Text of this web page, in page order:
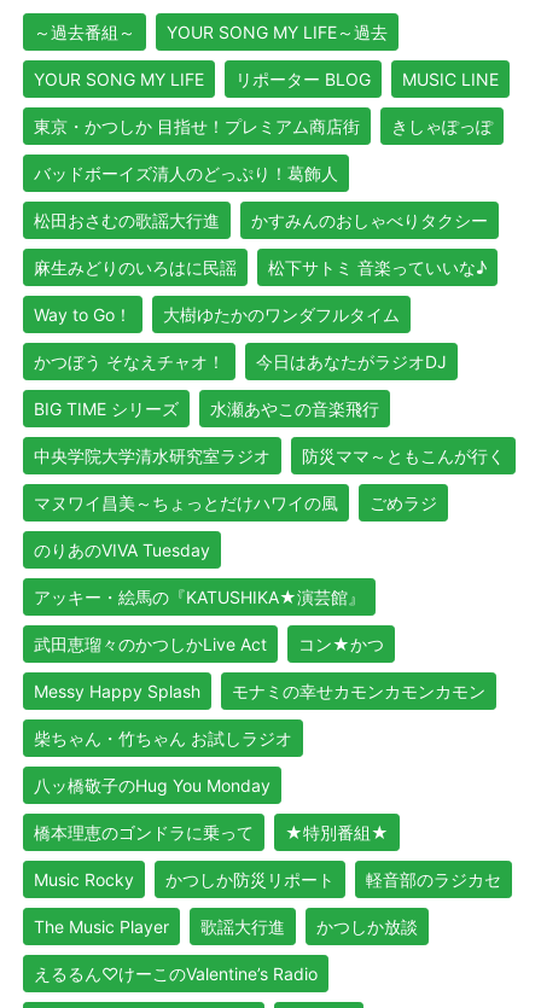
～過去番組～ YOUR SONG MY LIFE～過去
YOUR SONG MY LIFE リポーター BLOG MUSIC LINE
東京・かつしか 目指せ！プレミアム商店街 きしゃぽっぽ
バッドボーイズ清人のどっぷり！葛飾人
松田おさむの歌謡大行進 かすみんのおしゃべりタクシー
麻生みどりのいろはに民謡 松下サトミ 音楽っていいな♪
Way to Go！ 大樹ゆたかのワンダフルタイム
かつぼう そなえチャオ！ 今日はあなたがラジオDJ
BIG TIME シリーズ 水瀬あやこの音楽飛行
中央学院大学清水研究室ラジオ 防災ママ～ともこんが行く
マヌワイ昌美～ちょっとだけハワイの風 ごめラジ
のりあのVIVA Tuesday
アッキー・絵馬の『KATUSHIKA★演芸館』
武田恵瑠々のかつしかLive Act コン★かつ
Messy Happy Splash モナミの幸せカモンカモンカモン
柴ちゃん・竹ちゃん お試しラジオ
八ッ橋敬子のHug You Monday
橋本理恵のゴンドラに乗って ★特別番組★
Music Rocky かつしか防災リポート 軽音部のラジカセ
The Music Player 歌謡大行進 かつしか放談
えるるん♡けーこのValentine’s Radio